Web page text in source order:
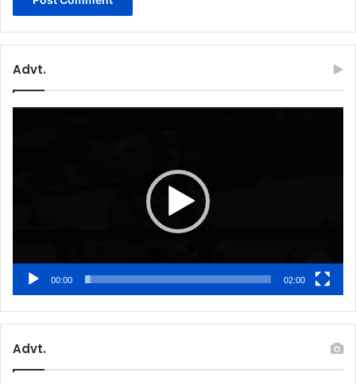
Advt.
00:00 02:00
Advt.